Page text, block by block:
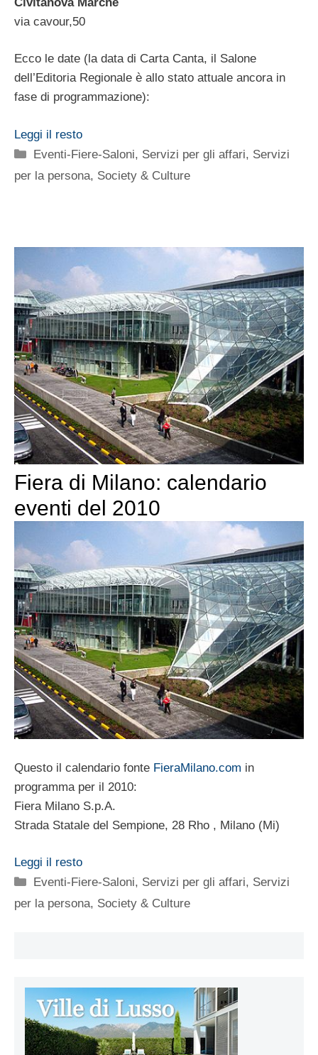
via cavour,50
Ecco le date (la data di Carta Canta, il Salone
dell’Editoria Regionale è allo stato attuale ancora in
fase di programmazione):
Leggi il resto
Categorie
Eventi-Fiere-Saloni, Servizi per gli affari, Servizi
per la persona, Society & Culture
Fiera di Milano: calendario
eventi del 2010
Questo il calendario fonte FieraMilano.com in
programma per il 2010:
Fiera Milano S.p.A.
Strada Statale del Sempione, 28 Rho , Milano (Mi)
Leggi il resto
Categorie
Eventi-Fiere-Saloni, Servizi per gli affari, Servizi
per la persona, Society & Culture